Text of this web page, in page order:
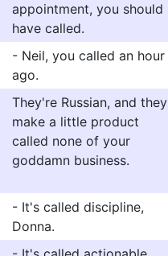
appointment, you should
have called.
- Neil, you called an hour
ago.
They're Russian, and they
make a little product
called none of your
goddamn business.
- It's called discipline,
Donna.